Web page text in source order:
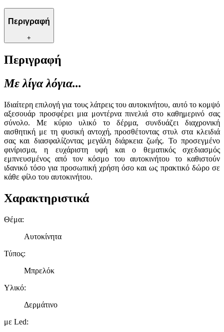
Περιγραφή
+
Περιγραφή
Με λίγα λόγια...
Ιδιαίτερη επιλογή για τους λάτρεις του αυτοκινήτου, αυτό το κομψό
αξεσουάρ προσφέρει μια μοντέρνα πινελιά στο καθημερινό σας
σύνολο. Με κύριο υλικό το δέρμα, συνδυάζει διαχρονική
αισθητική με τη φυσική αντοχή, προσθέτοντας στυλ στα κλειδιά
σας και διασφαλίζοντας μεγάλη διάρκεια ζωής. Το προσεγμένο
φινίρισμα, η ευχάριστη υφή και ο θεματικός σχεδιασμός
εμπνευσμένος από τον κόσμο του αυτοκινήτου το καθιστούν
ιδανικό τόσο για προσωπική χρήση όσο και ως πρακτικό δώρο σε
κάθε φίλο του αυτοκινήτου.
Χαρακτηριστικά
Θέμα:
Αυτοκίνητα
Τύπος:
Μπρελόκ
Υλικό:
Δερμάτινο
με Led: